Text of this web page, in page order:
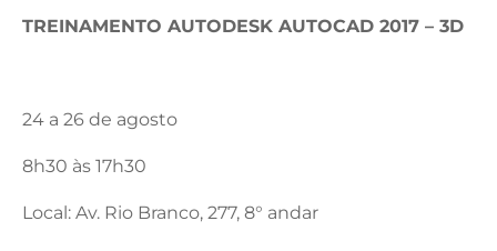
TREINAMENTO AUTODESK AUTOCAD 2017 – 3D
24 a 26 de agosto
8h30 às 17h30
Local: Av. Rio Branco, 277, 8° andar